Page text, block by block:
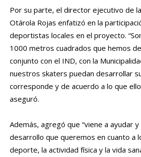
Por su parte, el director ejecutivo de
Otárola Rojas enfatizó en la
deportistas locales en el proyecto.
1000 metros cuadrados que hemos
conjunto con el IND, con la
nuestros skaters puedan desarrollar
corresponde y de acuerdo a lo que
aseguró.
Además, agregó que “viene a ayudar
desarrollo que queremos en cuanto a
deporte, la actividad física y la vida